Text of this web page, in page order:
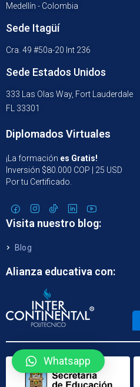
Medellín - Colombia
Sede Itagüí
Cra. 49 #50a-20 Int 236
Sede Estados Unidos
333 Las Olas Way, Fort Lauderdale
FL 33301
Diplomados Virtuales
¡La formación es Gratis!
Inversión $80.000 COP | 25 USD
Por tu Certificado.
Visita nuestro blog:
Blog
Alianza educativa con:
Whatsapp